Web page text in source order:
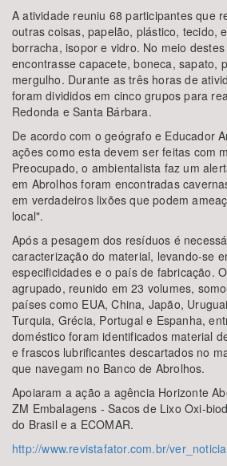
A atividade reuniu 68 participantes que
outras coisas, papelão, plástico, tecido,
borracha, isopor e vidro. No meio
encontrasse capacete, boneca, sapato,
mergulho. Durante as três horas de
foram divididos em cinco grupos para
Redonda e Santa Bárbara.
De acordo com o geógrafo e Educador
ações como esta devem ser feitas com
Preocupado, o ambientalista faz um
em Abrolhos foram encontradas
em verdadeiros lixões que podem
local".
Após a pesagem dos resíduos é
caracterização do material, levando-se
especificidades e o país de fabricação.
agrupado, reunido em 23 volumes,
países como EUA, China, Japão,
Turquia, Grécia, Portugal e Espanha,
doméstico foram identificados material
e frascos lubrificantes descartados no
que navegam no Banco de Abrolhos.
Apoiaram a ação a agência Horizonte
ZM Embalagens - Sacos de Lixo Oxi-
do Brasil e a ECOMAR.
http://www.revistafator.com.br/